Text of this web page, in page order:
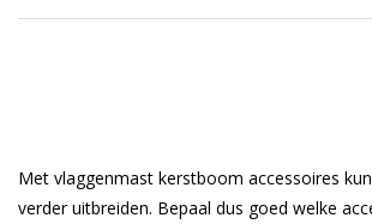
Met vlaggenmast kerstboom accessoires
verder uitbreiden. Bepaal dus goed welke